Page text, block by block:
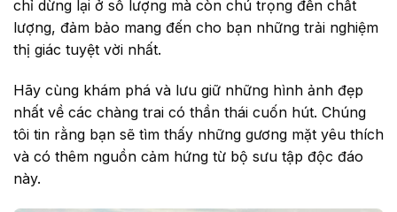
chỉ dừng lại ở số lượng mà còn chú trọng đến chất
lượng, đảm bảo mang đến cho bạn những trải nghiệm
thị giác tuyệt vời nhất.
Hãy cùng khám phá và lưu giữ những hình ảnh đẹp
nhất về các chàng trai có thần thái cuốn hút. Chúng
tôi tin rằng bạn sẽ tìm thấy những gương mặt yêu thích
và có thêm nguồn cảm hứng từ bộ sưu tập độc đáo
này.